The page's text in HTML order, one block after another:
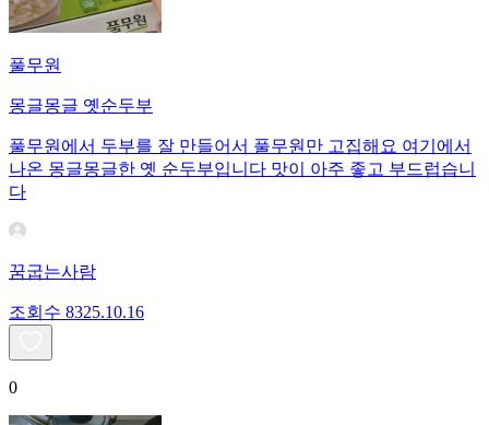
풀무원
몽글몽글 옛순두부
풀무원에서 두부를 잘 만들어서 풀무원만 고집해요 여기에서
나온 몽글몽글한 옛 순두부입니다 맛이 아주 좋고 부드럽습니
다
꿈굽는사람
조회수 8325.10.16
0